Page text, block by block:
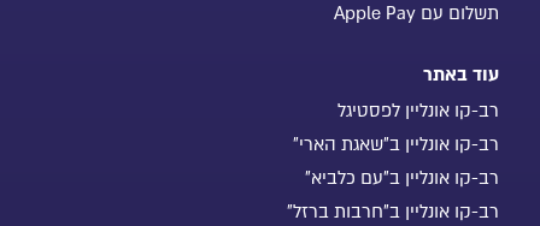
תשלום עם Apple Pay
עוד באתר
רב-קו אונליין לפסטיגל
רב-קו אונליין ב"שאגת הארי"
רב-קו אונליין ב"עם כלביא"
רב-קו אונליין ב"חרבות ברזל"